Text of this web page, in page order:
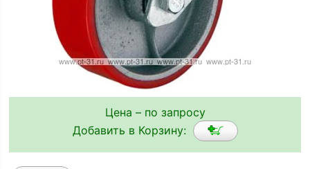
Цена – по запросу
Добавить в Корзину: